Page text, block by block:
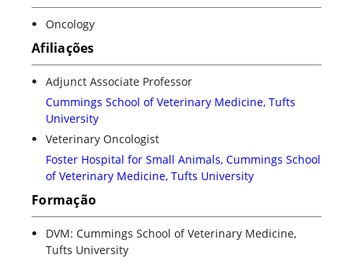
Oncology
Afiliações
Adjunct Associate Professor
Cummings School of Veterinary Medicine, Tufts
University
Veterinary Oncologist
Foster Hospital for Small Animals, Cummings School
of Veterinary Medicine, Tufts University
Formação
DVM: Cummings School of Veterinary Medicine,
Tufts University